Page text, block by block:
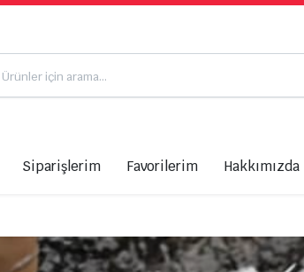
Siparişlerim Favorilerim Hakkımızda